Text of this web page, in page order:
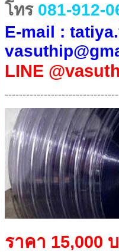
โทร 081-912-
E-mail :
LINE
ราคา 15,000